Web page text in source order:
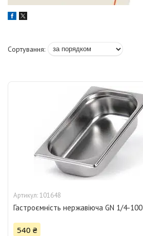
101648
Гастроємність нержавіюча GN 1/4-100
540 ₴